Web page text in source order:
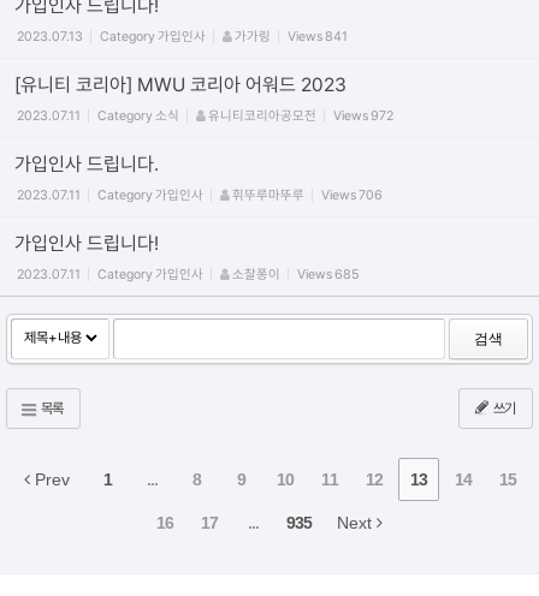
가입인사 드립니다!
2023.07.13 Category가입인사 가가링 Views841
[유니티 코리아] MWU 코리아 어워드 2023
2023.07.11 Category소식 유니티코리아공모전 Views972
가입인사 드립니다.
2023.07.11 Category가입인사 휘뚜루마뚜루 Views706
가입인사 드립니다!
2023.07.11 Category가입인사 소찰퐁이 Views685
검색
목록 쓰기
Prev 1 ... 8 9 10 11 12 13 14 15
16 17 ... 935 Next